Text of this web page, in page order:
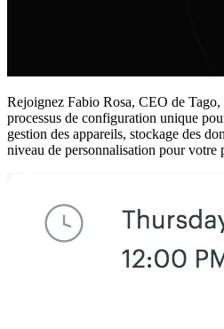
Rejoignez Fabio Rosa, CEO de
processus de configuration unique
gestion des appareils, stockage des
niveau de personnalisation pour votre